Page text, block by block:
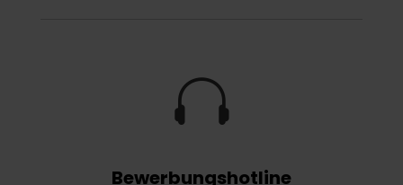

Bewerbungshotline